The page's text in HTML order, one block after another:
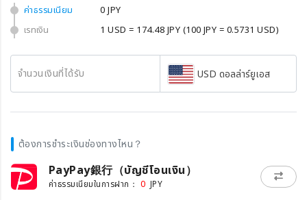
ค่าธรรมเนียม
0 JPY
เรทเงิน
1 USD = 174.48 JPY (100 JPY = 0.5731 USD)
จำนวนเงินที่ได้รับ USD ดอลล่าร์ยูเอส
ต้องการชำระเงินช่องทางไหน？
PayPay銀行（บัญชีโอนเงิน）
ค่าธรรมเนียมในการฝาก： 0 JPY